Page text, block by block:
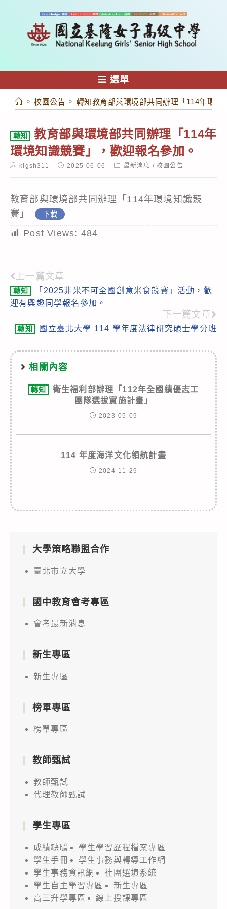
容
選單
> 校園公告 > 轉知教育部與環境部共同辦理「114年環境
轉知
教育部與環境部共同辦理「114年
環境知識競賽」，歡迎報名參加。
Postklgsh311
Post2025-06-06
Post最新消息 / 校園公告
教育部與環境部共同辦理「114年環境知識競
賽」
下載
Post Views: 484
Read
more
上一篇文章
轉知
「2025非米不可全國創意米食競賽」活動，歡
迎有興趣同學報名參加。
下一篇文章
轉知 國立臺北大學 114 學年度法律研究碩士學分班
相關內容
轉知
衛生福利部辦理「112年全國績優志工
團隊選拔實施計畫」
2023-05-09
114 年度海洋文化領航計畫
2024-11-29
大學策略聯盟合作
臺北市立大學
國中教育會考專區
會考最新消息
新生專區
新生專區
榜單專區
榜單專區
教師甄試
教師甄試
代理教師甄試
學生專區
成績缺曠
學生學習歷程檔案專區
學生手冊
學生事務與轉導工作網
學生事務資訊網
社團選填系統
學生自主學習專區
新生專區
高三升學專區
線上授課專區